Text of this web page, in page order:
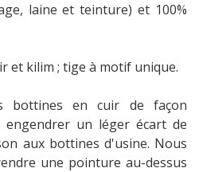
laine et teinture) et 100%
et kilim ; tige à motif unique.
bottines en cuir de façon
un léger écart de
aux bottines d'usine. Nous
une pointure au-dessus